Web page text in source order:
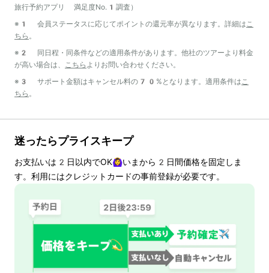
旅行予約アプリ 満足度No.1調査）
※1 会員ステータスに応じてポイントの還元率が異なります。詳細は こ
ちら 。
※2 同日程・同条件などの適用条件があります。他社のツアーより料金
が高い場合は、
こちら よりお問い合わせください。
※3 サポート金額はキャンセル料の70%となります。適用条件は こ
ちら 。
迷ったらプライスキープ
お支払いは 2 日以内でOK🙆‍♀️いまから 2 日間価格を固定しま
す。利用にはクレジットカードの事前登録が必要です。